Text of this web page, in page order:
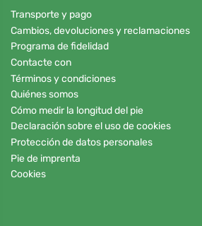
Transporte y pago
Cambios, devoluciones y reclamaciones
Programa de fidelidad
Contacte con
Términos y condiciones
Quiénes somos
Cómo medir la longitud del pie
Declaración sobre el uso de cookies
Protección de datos personales
Pie de imprenta
Cookies